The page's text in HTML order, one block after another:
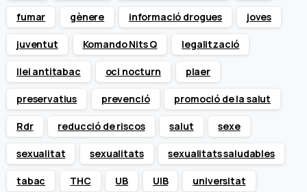
fumar gènere informació drogues joves
juventut Komando Nits Q legalització
llei antitabac oci nocturn plaer
preservatius prevenció promoció de la salut
Rdr reducció de riscos salut sexe
sexualitat sexualitats sexualitats saludables
tabac THC UB UIB universitat